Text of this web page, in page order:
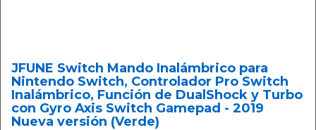
JFUNE Switch Mando Inalámbrico para
Nintendo Switch, Controlador Pro Switch
Inalámbrico, Función de DualShock y Turbo
con Gyro Axis Switch Gamepad - 2019
Nueva versión (Verde)